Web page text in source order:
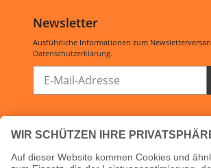
Newsletter
Ausführliche Informationen zum
Datenschutzerklärung.
Abonnieren
unsere
Öffnungszeiten:
Shop:24/7